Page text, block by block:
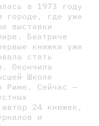
в 1973 году
городе, где уже
выставки
Беатриче
книжки уже
стать
Окончила
Школе
Риме. Сейчас —
24 книжек,
и